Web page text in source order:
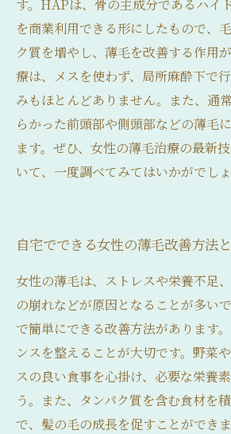
す。HAPは、骨の主成分であるハイ
を商業利用できる形にしたもので、
ク質を増やし、薄毛を改善する作用
療は、メスを使わず、局所麻酔下で
みもほとんどありません。また、通
らかった前頭部や側頭部などの薄毛
ます。ぜひ、女性の薄毛治療の最新
いて、一度調べてみてはいかがでしょ
自宅でできる女性の薄毛改善方法
女性の薄毛は、ストレスや栄養不足
の崩れなどが原因となることが多い
で簡単にできる改善方法があります
ンスを整えることが大切です。野菜
スの良い食事を心掛け、必要な栄養
う。また、タンパク質を含む食材を
で、髪の毛の成長を促すことができ